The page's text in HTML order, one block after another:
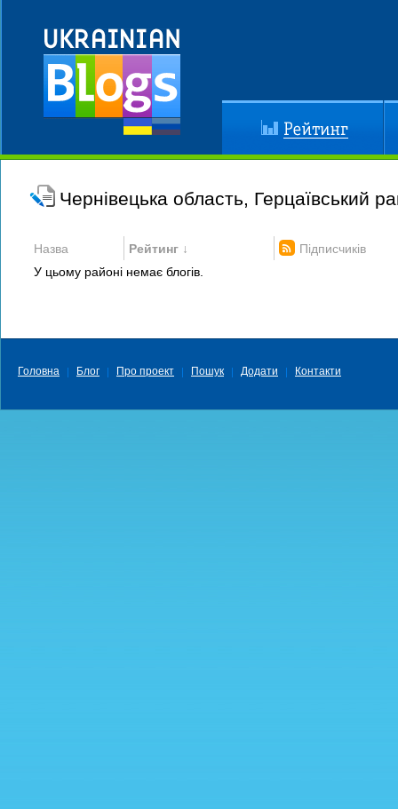
Рейтинг
Чернівецька область, Герцаївський
Назва Рейтинг ↓
Підписчиків
У цьому районі немає блогів.
Головна Блог Про проект Пошук Додати Контакти